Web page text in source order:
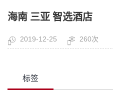
海南 三亚 智选酒店
2019-12-25 260次
标签